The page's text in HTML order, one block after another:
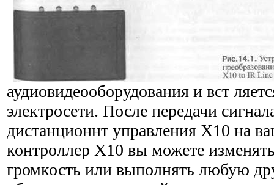
аудиовидеооборудования и вст
электросети. После передачи
дистанционнт управления Х10 на
контроллер Х10 вы можете
громкость или выполнять любую